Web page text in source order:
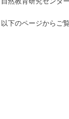
以下のページからご